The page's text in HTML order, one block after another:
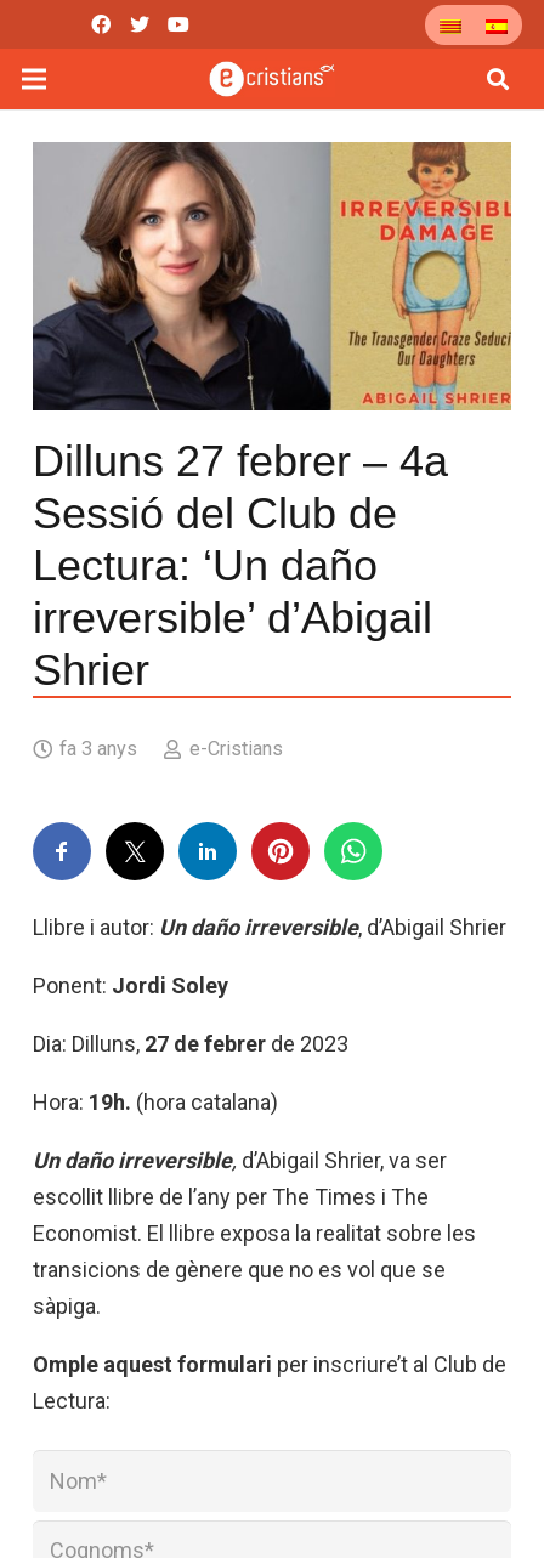
Dilluns 27 febrer – 4a
Sessió del Club de
Lectura: ‘Un daño
irreversible’ d’Abigail
Shrier
fa 3 anys e-Cristians
Llibre i autor: Un daño irreversible, d’Abigail Shrier
Ponent: Jordi Soley
Dia: Dilluns, 27 de febrer de 2023
Hora: 19h. (hora catalana)
Un daño irreversible, d’Abigail Shrier, va ser
escollit llibre de l’any per The Times i The
Economist. El llibre exposa la realitat sobre les
transicions de gènere que no es vol que se
sàpiga.
Omple aquest formulari per inscriure’t al Club de
Lectura: